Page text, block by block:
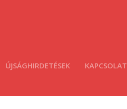
ÚJSÁGHIRDETÉSEK KAPCSOLAT